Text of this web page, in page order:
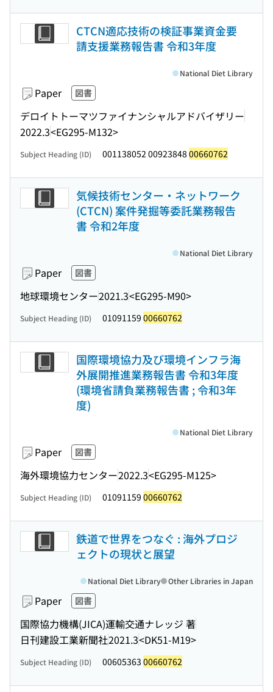
CTCN適応技術の検証事業資金要
請支援業務報告書 令和3年度
Paper 図書
デロイトトーマツファイナンシャルアドバイザリー
2022.3<EG295-M132>
National Diet Library
Subject Heading (ID) 001138052 00923848 00660762
気候技術センター・ネットワーク
(CTCN) 案件発掘等委託業務報告
書 令和2年度
Paper 図書
地球環境センター2021.3<EG295-M90>
National Diet Library
Subject Heading (ID) 01091159 00660762
国際環境協力及び環境インフラ海
外展開推進業務報告書 令和3年度
(環境省請負業務報告書 ; 令和3年
度)
Paper 図書
海外環境協力センター2022.3<EG295-M125>
National Diet Library
Subject Heading (ID) 01091159 00660762
鉄道で世界をつなぐ : 海外プロジ
ェクトの現状と展望
Paper 図書
国際協力機構(JICA)運輸交通ナレッジ 著
日刊建設工業新聞社2021.3<DK51-M19>
National Diet Library Other Libraries in Japan
Subject Heading (ID) 00605363 00660762